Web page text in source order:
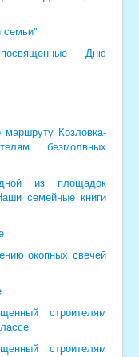
семьи"
Дню
маршруту Козловка-
безмолвных
из площадок
семейные книги
окопных свечей
строителям
строителям